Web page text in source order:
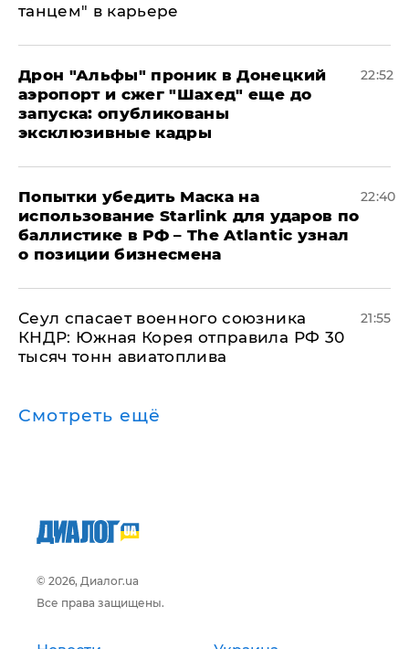
танцем" в карьере
Дрон "Альфы" проник в Донецкий
аэропорт и сжег "Шахед" еще до
запуска: опубликованы
эксклюзивные кадры
22:52
Попытки убедить Маска на
использование Starlink для ударов по
баллистике в РФ – The Atlantic узнал
о позиции бизнесмена
22:40
​Сеул спасает военного союзника
КНДР: Южная Корея отправила РФ 30
тысяч тонн авиатоплива
21:55
Смотреть ещё
© 2026, Диалог.ua
Все права защищены.